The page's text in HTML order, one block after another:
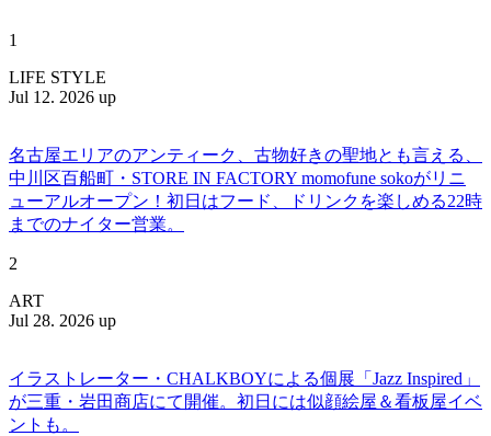
1
LIFE STYLE
Jul 12. 2026 up
名古屋エリアのアンティーク、古物好きの聖地とも言える、
中川区百船町・STORE IN FACTORY momofune sokoがリニ
ューアルオープン！初日はフード、ドリンクを楽しめる22時
までのナイター営業。
2
ART
Jul 28. 2026 up
イラストレーター・CHALKBOYによる個展「Jazz Inspired」
が三重・岩田商店にて開催。初日には似顔絵屋＆看板屋イベ
ントも。